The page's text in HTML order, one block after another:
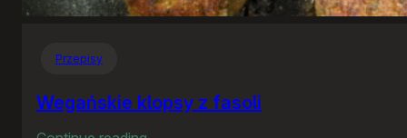
Przepisy
Wegańskie klopsy z fasoli